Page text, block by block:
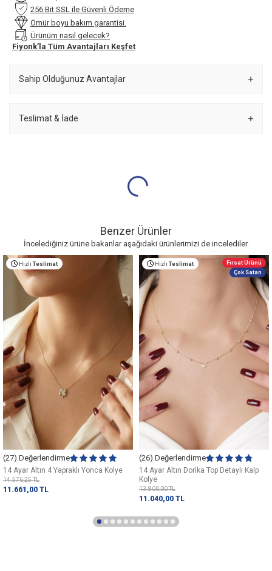
256 Bit SSL ile Güvenli Ödeme
Ömür boyu bakım garantisi.
Ürünüm nasıl gelecek?
Fiyonk’la Tüm Avantajları Keşfet
Sahip Olduğunuz Avantajlar
Teslimat & İade
Benzer Ürünler
İncelediğiniz ürüne bakanlar aşağıdaki ürünlerimizi de incelediler.
Hızlı Teslimat
(27) Değerlendirme
14 Ayar Altın 4 Yapraklı Yonca Kolye
14.576,25TL
11.661,00 TL
Hızlı Teslimat
Fırsat Ürünü
Çok Satan
(26) Değerlendirme
14 Ayar Altın Dorika Top Detaylı Kalp
Kolye
13.800,00TL
11.040,00 TL